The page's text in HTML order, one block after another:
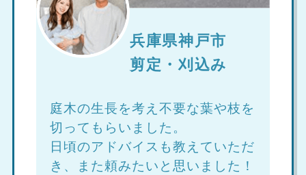
兵庫県神戸市
剪定・刈込み
庭木の生長を考え不要な葉や枝を
切ってもらいました。
日頃のアドバイスも教えていただ
き、また頼みたいと思いました！